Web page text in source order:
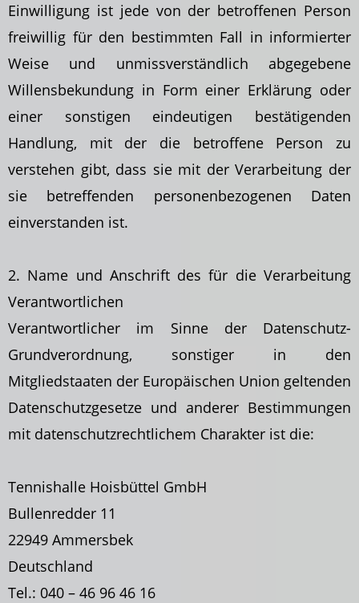
Einwilligung ist jede von der betroffenen Person
freiwillig für den bestimmten Fall in informierter
Weise und unmissverständlich abgegebene
Willensbekundung in Form einer Erklärung oder
einer sonstigen eindeutigen bestätigenden
Handlung, mit der die betroffene Person zu
verstehen gibt, dass sie mit der Verarbeitung der
sie betreffenden personenbezogenen Daten
einverstanden ist.
2. Name und Anschrift des für die Verarbeitung
Verantwortlichen
Verantwortlicher im Sinne der Datenschutz-
Grundverordnung, sonstiger in den
Mitgliedstaaten der Europäischen Union geltenden
Datenschutzgesetze und anderer Bestimmungen
mit datenschutzrechtlichem Charakter ist die:
Tennishalle Hoisbüttel GmbH
Bullenredder 11
22949 Ammersbek
Deutschland
Tel.: 040 – 46 96 46 16